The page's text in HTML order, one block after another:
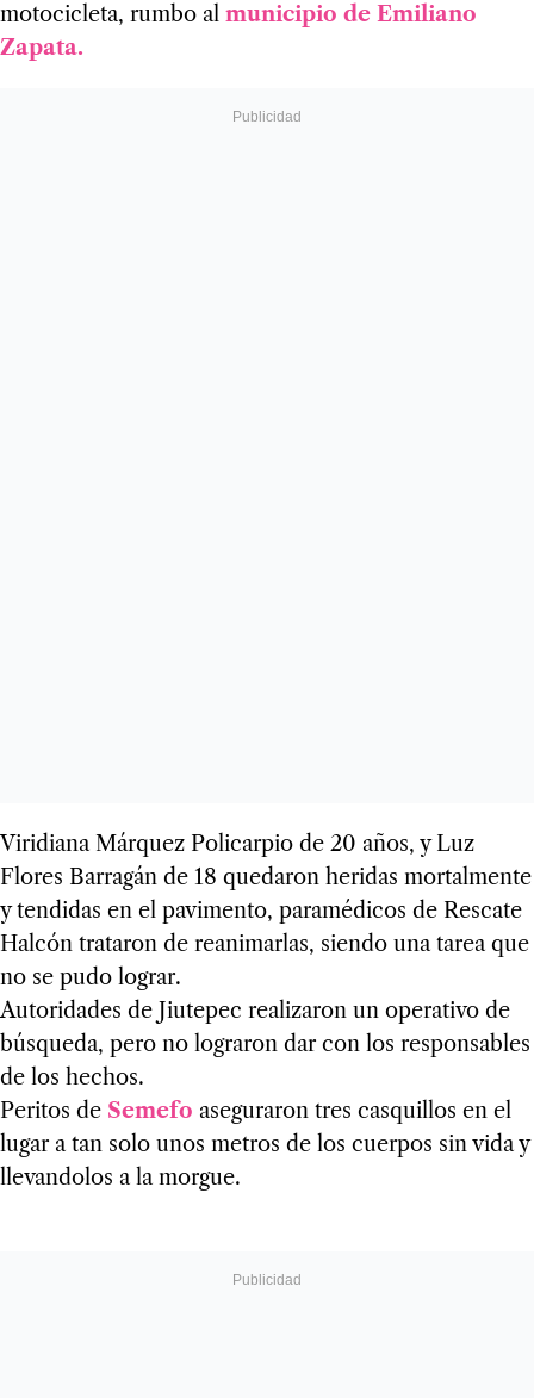
motocicleta, rumbo al municipio de Emiliano
Zapata.
Viridiana Márquez Policarpio de 20 años, y Luz
Flores Barragán de 18 quedaron heridas mortalmente
y tendidas en el pavimento, paramédicos de Rescate
Halcón trataron de reanimarlas, siendo una tarea que
no se pudo lograr.
Autoridades de Jiutepec realizaron un operativo de
búsqueda, pero no lograron dar con los responsables
de los hechos.
Peritos de Semefo aseguraron tres casquillos en el
lugar a tan solo unos metros de los cuerpos sin vida y
llevandolos a la morgue.